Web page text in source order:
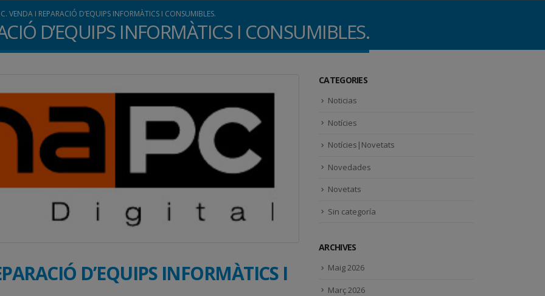
VENDA I REPARACIÓ D’EQUIPS INFORMÀTICS I CONSUMIBLES.
D’EQUIPS INFORMÀTICS I CONSUMIBLES.
D’EQUIPS INFORMÀTICS I
CATEGORIES
Noticias
Notícies
Notícies|Novetats
Novedades
Novetats
Sin categoría
ARCHIVES
Maig 2026
Març 2026